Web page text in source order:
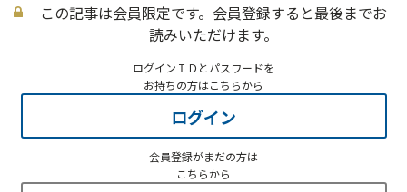
この記事は会員限定です。会員登録すると最後までお
読みいただけます。
ログインＩＤとパスワードを
お持ちの方はこちらから
ログイン
会員登録がまだの方は
こちらから